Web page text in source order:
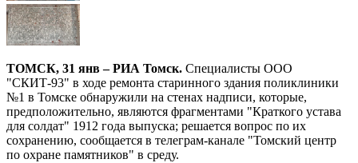
ТОМСК, 31 янв – РИА Томск. Специалисты ООО
"СКИТ-93" в ходе ремонта старинного здания поликлиники
№1 в Томске обнаружили на стенах надписи, которые,
предположительно, являются фрагментами "Краткого устава
для солдат" 1912 года выпуска; решается вопрос по их
сохранению, сообщается в телеграм-канале "Томский центр
по охране памятников" в среду.